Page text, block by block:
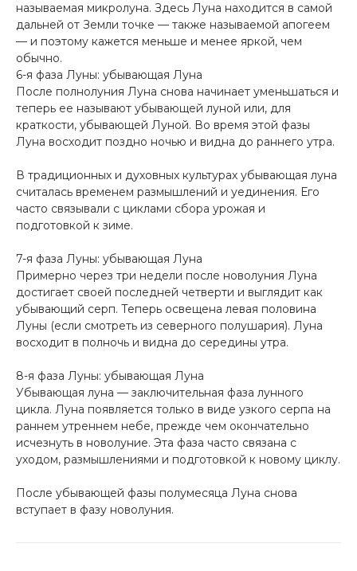
называемая микролуна. Здесь Луна находится в самой
дальней от Земли точке — также называемой апогеем
— и поэтому кажется меньше и менее яркой, чем
обычно.
6-я фаза Луны: убывающая Луна
После полнолуния Луна снова начинает уменьшаться и
теперь ее называют убывающей луной или, для
краткости, убывающей Луной. Во время этой фазы
Луна восходит поздно ночью и видна до раннего утра.
В традиционных и духовных культурах убывающая луна
считалась временем размышлений и уединения. Его
часто связывали с циклами сбора урожая и
подготовкой к зиме.
7-я фаза Луны: убывающая Луна
Примерно через три недели после новолуния Луна
достигает своей последней четверти и выглядит как
убывающий серп. Теперь освещена левая половина
Луны (если смотреть из северного полушария). Луна
восходит в полночь и видна до середины утра.
8-я фаза Луны: убывающая Луна
Убывающая луна — заключительная фаза лунного
цикла. Луна появляется только в виде узкого серпа на
раннем утреннем небе, прежде чем окончательно
исчезнуть в новолуние. Эта фаза часто связана с
уходом, размышлениями и подготовкой к новому циклу.
После убывающей фазы полумесяца Луна снова
вступает в фазу новолуния.